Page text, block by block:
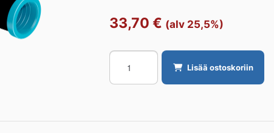
33,70 € (alv 25,5%)
Lattiakaivo
kulmamalli
VIESER
One
Lisää ostoskoriin